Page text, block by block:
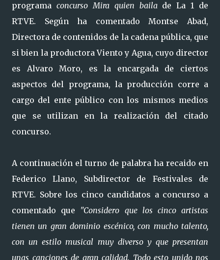
programa concurso Mira quien bailade La 1 de
RTVE. Según ha comentado Montse Abad,
Directora de contenidos de la cadena pública, que
si bien la productora Viento y Agua, cuyo director
es Alvaro Moro, es la encargada de ciertos
aspectos del programa, la producción corre a
cargo del ente público con los mismos medios
que se utilizan en la realización del citado
concurso.
A continuación el turno de palabra ha recaido en
Federico Llano, Subdirector de Festivales de
RTVE. Sobre los cinco candidatos a concurso a
comentado que "Considero que los cinco artistas
tienen un gran dominio escénico, con mucho talento,
con un estilo musical muy diverso y que presentan
unas canciones de gran calidad. Todo esto unido nos